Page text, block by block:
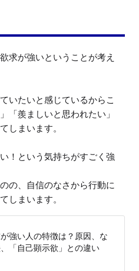
求が強いということが考え
いたいと感じているからこ
「羨ましいと思われたい」
しまいます。
！という気持ちがすごく強
の、自信のなさから行動に
しまいます。
強い人の特徴は？原因、な
「自己顕示欲」との違い